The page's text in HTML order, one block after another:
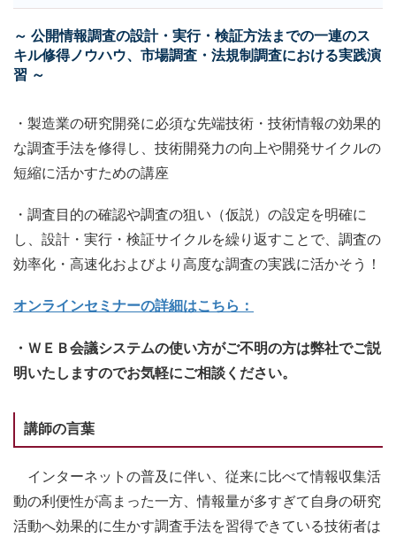
～ 公開情報調査の設計・実行・検証方法までの一連のス
キル修得ノウハウ、市場調査・法規制調査における実践演
習 ～
・製造業の研究開発に必須な先端技術・技術情報の効果的
な調査手法を修得し、技術開発力の向上や開発サイクルの
短縮に活かすための講座
・調査目的の確認や調査の狙い（仮説）の設定を明確に
し、設計・実行・検証サイクルを繰り返すことで、調査の
効率化・高速化およびより高度な調査の実践に活かそう！
オンラインセミナーの詳細はこちら：
・ＷＥＢ会議システムの使い方がご不明の方は弊社でご説
明いたしますのでお気軽にご相談ください。
講師の言葉
インターネットの普及に伴い、従来に比べて情報収集活
動の利便性が高まった一方、情報量が多すぎて自身の研究
活動へ効果的に生かす調査手法を習得できている技術者は